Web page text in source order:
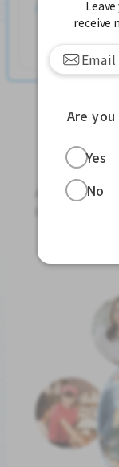
တင်ထားတယ်။ လွ
Jobs
Apply for
receive
Are
Yes
No